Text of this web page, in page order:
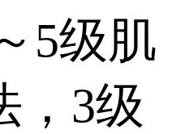
5级肌
，3级